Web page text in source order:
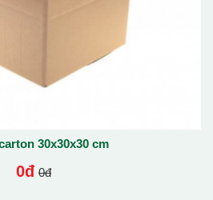
30x30x30 cm
0đ 0đ